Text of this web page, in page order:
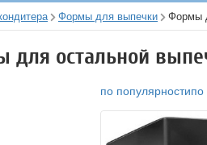
Формы для выпечки Формы
остальной
по популярности